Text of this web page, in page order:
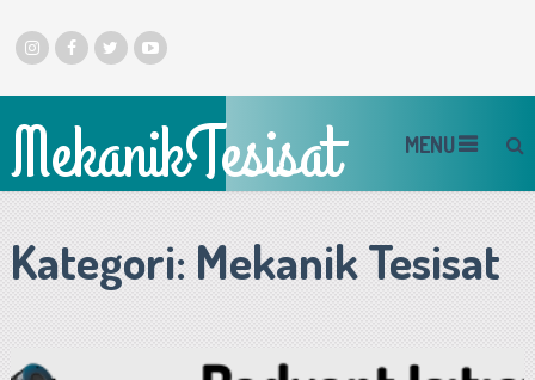
MekanikTesisat MENU
Kategori: Mekanik Tesisat